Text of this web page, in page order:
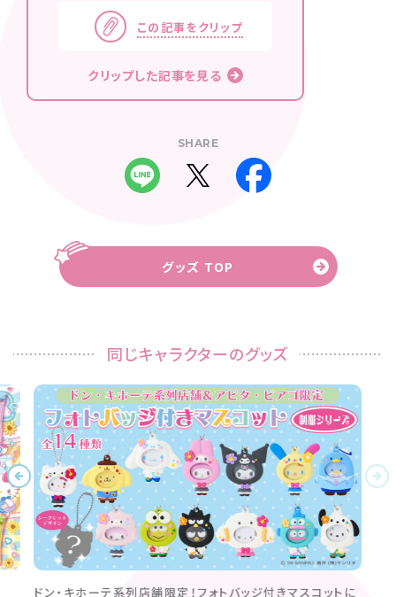
この記事をクリップ
クリップした記事を見る
SHARE
グッズ TOP
同じキャラクターのグッズ
ドン・キホーテ系列店舗限定！フォトバッジ付きマスコットに